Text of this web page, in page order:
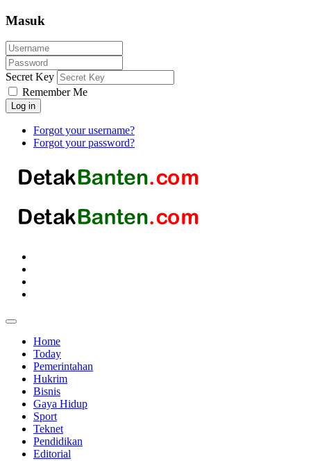
Masuk
Secret Key
Remember Me
Log in
Forgot your username?
Forgot your password?
Home
Today
Pemerintahan
Hukrim
Bisnis
Gaya Hidup
Sport
Teknet
Pendidikan
Editorial